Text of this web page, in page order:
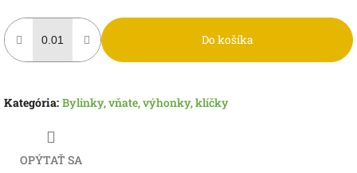
Do košíka
Kategória: Bylinky, vňate, výhonky, klíčky
OPÝTAŤ SA